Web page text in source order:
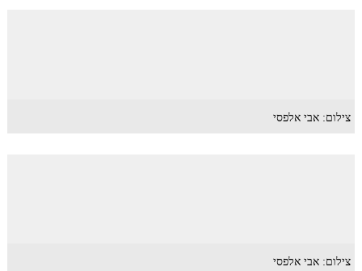
צילום: אבי אלפסי
צילום: אבי אלפסי